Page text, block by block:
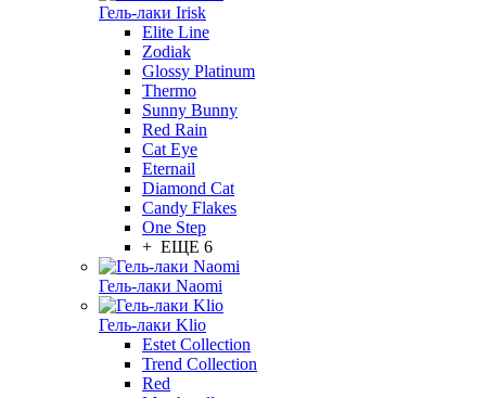
Гель-лаки Irisk
Elite Line
Zodiak
Glossy Platinum
Thermo
Sunny Bunny
Red Rain
Cat Eye
Eternail
Diamond Cat
Candy Flakes
One Step
+ ЕЩЕ 6
Гель-лаки Naomi
Гель-лаки Klio
Estet Collection
Trend Collection
Red